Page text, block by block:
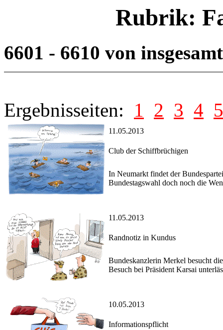
Rubrik:
6601 - 6610 von
Ergebnisseiten: 1 2 3 4 5
11.05.2013
Club der Schiffbrüchigen
In Neumarkt findet der
Bundestagswahl doch noch die
11.05.2013
Randnotiz in Kundus
Bundeskanzlerin Merkel besucht
Besuch bei Präsident Karsai
10.05.2013
Informationspflicht